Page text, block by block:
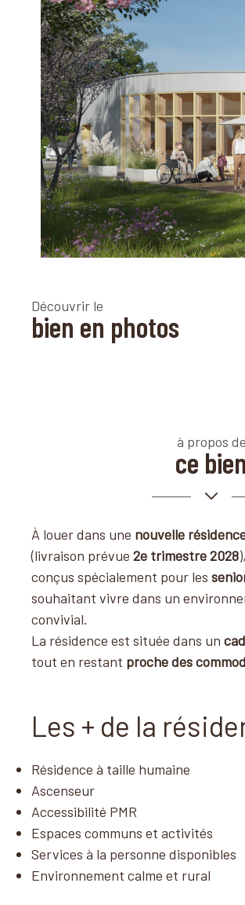
Découvrir le
bien en photos
à propos de
ce bien
À louer dans une nouvelle
(livraison prévue 2e trimestre 2028
conçus spécialement pour les
souhaitant vivre dans un
convivial.
La résidence est située dans un
tout en restant proche des
Les + de la
Résidence à taille humaine
Ascenseur
Accessibilité PMR
Espaces communs et activités
Services à la personne disponibles
Environnement calme et rural